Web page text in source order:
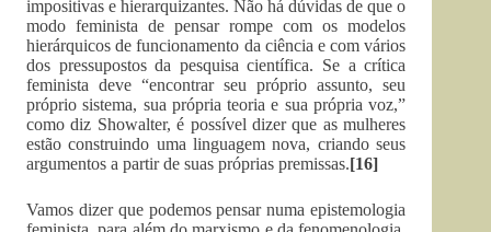
impositivas e hierarquizantes. Não há dúvidas de que o
modo feminista de pensar rompe com os modelos
hierárquicos de funcionamento da ciência e com vários
dos pressupostos da pesquisa científica. Se a crítica
feminista deve “encontrar seu próprio assunto, seu
próprio sistema, sua própria teoria e sua própria voz,”
como diz Showalter, é possível dizer que as mulheres
estão construindo uma linguagem nova, criando seus
argumentos a partir de suas próprias premissas.[16]
Vamos dizer que podemos pensar numa epistemologia